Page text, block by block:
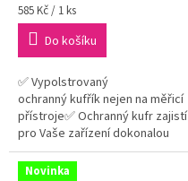
Měrná
cena:
585 Kč / 1 ks
Do košíku
✅ Vypolstrovaný
ochranný kufřík nejen na měřicí
přístroje✅ Ochranný kufr zajistí
pro Vaše zařízení dokonalou
mechanickou ochranu
Novinka